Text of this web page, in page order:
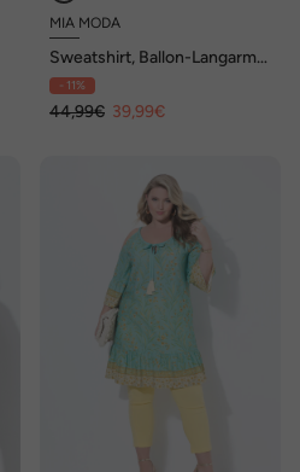
MIA MODA
Sweatshirt, Ballon-Langarm
mit glitzernder Applikation
- 11%
44,99€ 39,99€